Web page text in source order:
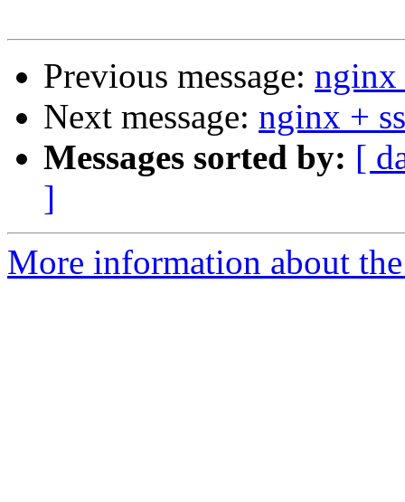
Previous message: nginx
Next message: nginx +
Messages sorted by: [
]
More information about